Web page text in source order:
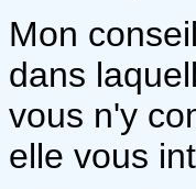
Mon
dans
vous n'y
elle vous